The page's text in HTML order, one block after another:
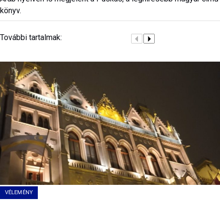
könyv.
További tartalmak:
VÉLEMÉNY